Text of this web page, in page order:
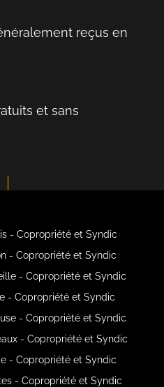
reçus en
et sans
- Copropriété et Syndic
- Copropriété et Syndic
- Copropriété et Syndic
- Copropriété et Syndic
- Copropriété et Syndic
- Copropriété et Syndic
- Copropriété et Syndic
- Copropriété et Syndic